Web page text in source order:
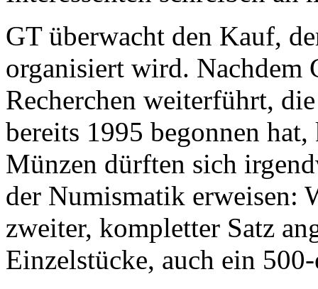
GT überwacht den Kauf,
organisiert wird. Nachdem
Recherchen weiterführt,
bereits 1995 begonnen
Münzen dürften sich
der Numismatik erweisen:
zweiter, kompletter Satz
Einzelstücke, auch ein